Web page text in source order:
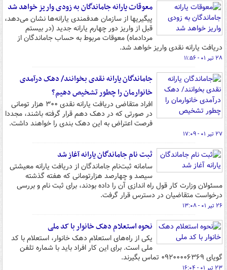
معوقات یارانه جاماندگان به زودی واریز خواهد شد
پیگیریها از سازمان هدفمندی یارانه‌ها نشان می‌دهد،
قبل از واریز دور چهارم یارانه جدید (در بیستم
مردادماه) معوقات مربوط به حساب جاماندگان از
دریافت یارانه نقدی واریز خواهد شد.
۲۸ تیر ۰۱ - ۱۱:۵۶
جاماندگان یارانه نقدی بخوانند/ دهک درآمدی
خانوارمان را چطور تشخیص دهیم؟
افراد متقاضی دریافت یارانه نقدی ۳۰۰ هزار تومانی
در صورتی که در دهک دهم قرار گرفته باشند، مجددا
فرصت اعتراض به این دهک بندی را خواهند داشت.
۲۷ تیر ۰۱ - ۱۷:۰۹
ثبت‌ نام جاماندگان یارانه آغاز شد
سامانه ثبت‌نام جاماندگان از دریافت یارانه معیشتی
سیصد و چهارصد هزارتومانی که هفته گذشته
مسئولان وزارت کار قول راه اندازی آن را داده بودند، برای ثبت نام و بررسی
درخواست متقاضیان در دسترس قرار گرفت.
۲۶ تیر ۰۱ - ۱۳:۰۸
نحوه استعلام دهک خانوار با کد ملی
یکی از راه‌های استعلام دهک خانوار، استعلام با کد
ملی است. برای این کار افراد باید با شماره تلفن
گویای ۰۹۲۰۰۰۰۶۳۶۹ تماس بگیرند.
۲۳ تیر ۰۱ - ۱۶:۰۴